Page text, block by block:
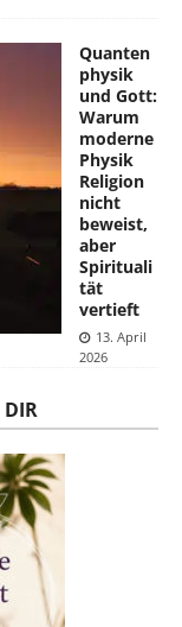
Quanten
physik
und Gott:
Warum
moderne
Physik
Religion
nicht
beweist,
aber
Spirituali
tät
vertieft
13. April
2026
DIR